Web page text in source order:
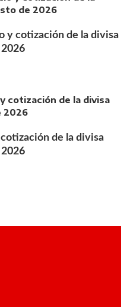
y cotización de la divisa
de la divisa